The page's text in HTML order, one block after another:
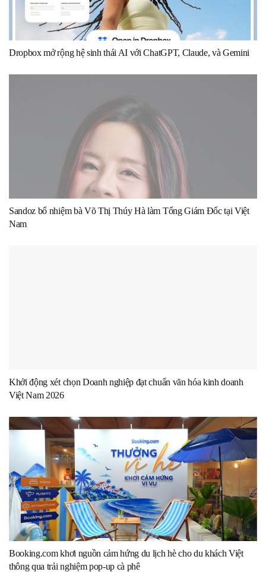
Dropbox mở rộng hệ sinh thái AI với ChatGPT, Claude, và Gemini
Sandoz bổ nhiệm bà Võ Thị Thúy Hà làm Tổng Giám Đốc tại Việt
Nam
Khởi động xét chọn Doanh nghiệp đạt chuẩn văn hóa kinh doanh
Việt Nam 2026
Booking.com khơi nguồn cảm hứng du lịch hè cho du khách Việt
thông qua trải nghiệm pop-up cà phê